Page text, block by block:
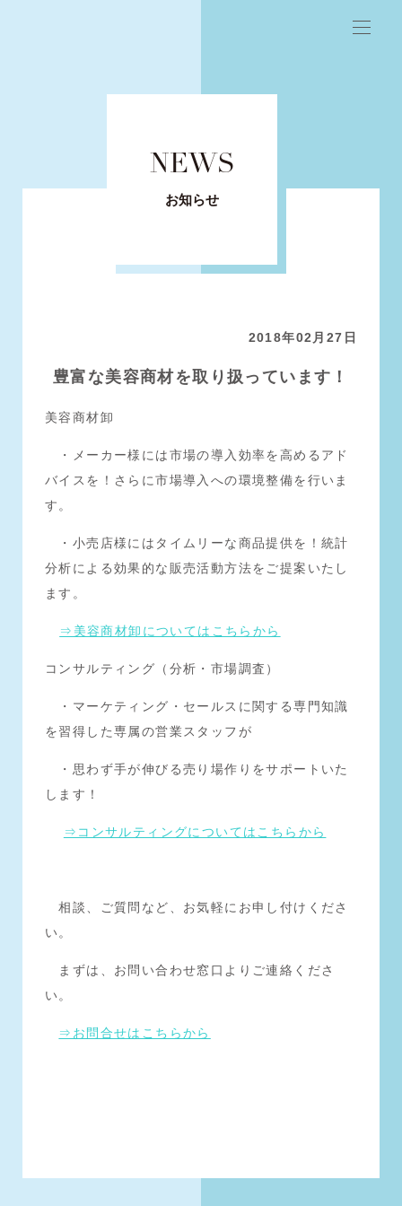
NEWS
お知らせ
2018年02月27日
豊富な美容商材を取り扱っています！
美容商材卸
・メーカー様には市場の導入効率を高めるアド
バイスを！さらに市場導入への環境整備を行いま
す。
・小売店様にはタイムリーな商品提供を！統計
分析による効果的な販売活動方法をご提案いたし
ます。
⇒美容商材卸についてはこちらから
コンサルティング（分析・市場調査）
・マーケティング・セールスに関する専門知識
を習得した専属の営業スタッフが
・思わず手が伸びる売り場作りをサポートいた
します！
⇒コンサルティングについてはこちらから
相談、ご質問など、お気軽にお申し付けくださ
い。
まずは、お問い合わせ窓口よりご連絡くださ
い。
⇒お問合せはこちらから